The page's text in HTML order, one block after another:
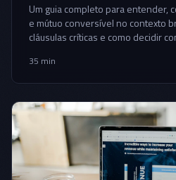
Um guia completo para entender,
e mútuo conversível no contexto
cláusulas críticas e como decidir
35 min